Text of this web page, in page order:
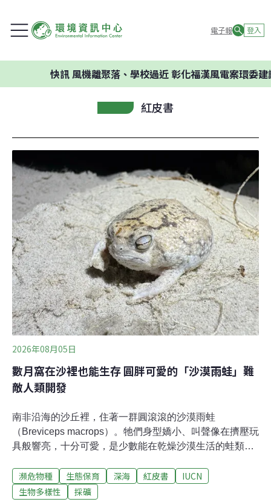
電子報 登入
風機離聚落、學校過近 彰化福漢風電案環委建議不應開
紅皮書
2026年08月05日
數月窩在沙裡也能生存 圓胖可愛的「沙漠雨蛙」難
敵人類開發
南非沿海的沙丘裡，住著一群圓滾滾的沙漠雨蛙
（Breviceps macrops）。牠們身型嬌小、叫聲像在擠壓玩
具般響亮，十分可愛，是少數能在乾燥沙漠生活的蛙類。
毒的嚴苛環境，讓牠們演化出奇特的長相。根據世界自然
保育聯盟（IUCN）最新發布的紅皮書，這些珍貴生物正瀕
瀕危物種 生態保育 深海 紅皮書
IUCN
生物多樣性
採礦